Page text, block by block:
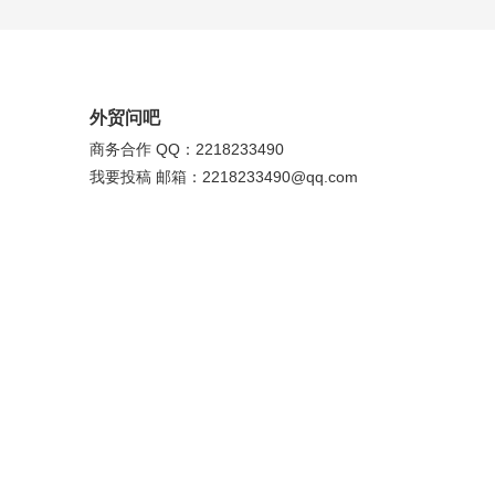
外贸问吧
商务合作 QQ：2218233490
我要投稿 邮箱：2218233490@qq.com